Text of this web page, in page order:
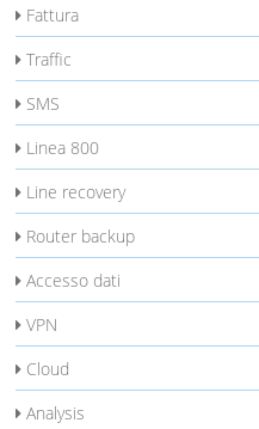
Fattura
Traffic
SMS
Linea 800
Line recovery
Router backup
Accesso dati
VPN
Cloud
Analysis